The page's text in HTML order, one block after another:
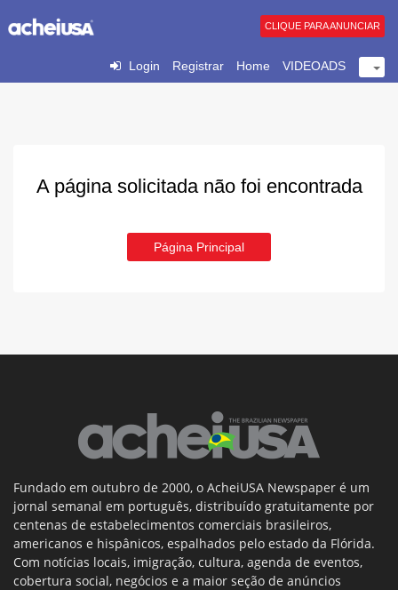
Login Registrar Home VIDEOADS
CLIQUE PARA ANUNCIAR
A página solicitada não foi encontrada
Página Principal
Fundado em outubro de 2000, o AcheiUSA Newspaper é um
jornal semanal em português, distribuído gratuitamente por
centenas de estabelecimentos comerciais brasileiros,
americanos e hispânicos, espalhados pelo estado da Flórida.
Com notícias locais, imigração, cultura, agenda de eventos,
cobertura social, negócios e a maior seção de anúncios